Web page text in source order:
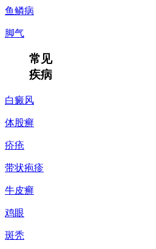
鱼鳞病
脚气
常见
疾病
白癜风
体股癣
疥疮
带状疱疹
牛皮癣
鸡眼
斑秃